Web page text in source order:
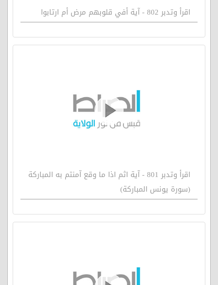
اقرأ وتدبر 802 - آية أفي قلوبهم مرض أم ارتابوا
اقرأ وتدبر 801 - آية اثم اذا ما وقع آمنتم به المباركة
(سورة يونس المباركة)